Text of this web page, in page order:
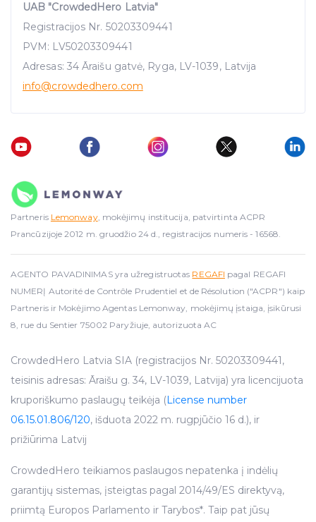
UAB "CrowdedHero Latvia"
Registracijos Nr. 50203309441
PVM: LV50203309441
Adresas: 34 Āraišu gatvė, Ryga, LV-1039, Latvija
info@crowdedhero.com
Partneris Lemonway, mokėjimų institucija, patvirtinta ACPR
Prancūzijoje 2012 m. gruodžio 24 d., registracijos numeris - 16568.
AGENTO PAVADINIMAS yra užregistruotas REGAFI pagal REGAFI
NUMERĮ Autorité de Contrôle Prudentiel et de Résolution ("ACPR") kaip
Partneris ir Mokėjimo Agentas Lemonway, mokėjimų įstaiga, įsikūrusi
8, rue du Sentier 75002 Paryžiuje, autorizuota AC
CrowdedHero Latvia SIA (registracijos Nr. 50203309441,
teisinis adresas: Āraišu g. 34, LV-1039, Latvija) yra licencijuota
kruporiškumo paslaugų teikėja (License number
06.15.01.806/120, išduota 2022 m. rugpjūčio 16 d.), ir
prižiūrima Latvij
CrowdedHero teikiamos paslaugos nepatenka į indėlių
garantijų sistemas, įsteigtas pagal 2014/49/ES direktyvą,
priimtą Europos Parlamento ir Tarybos*. Taip pat jūsų